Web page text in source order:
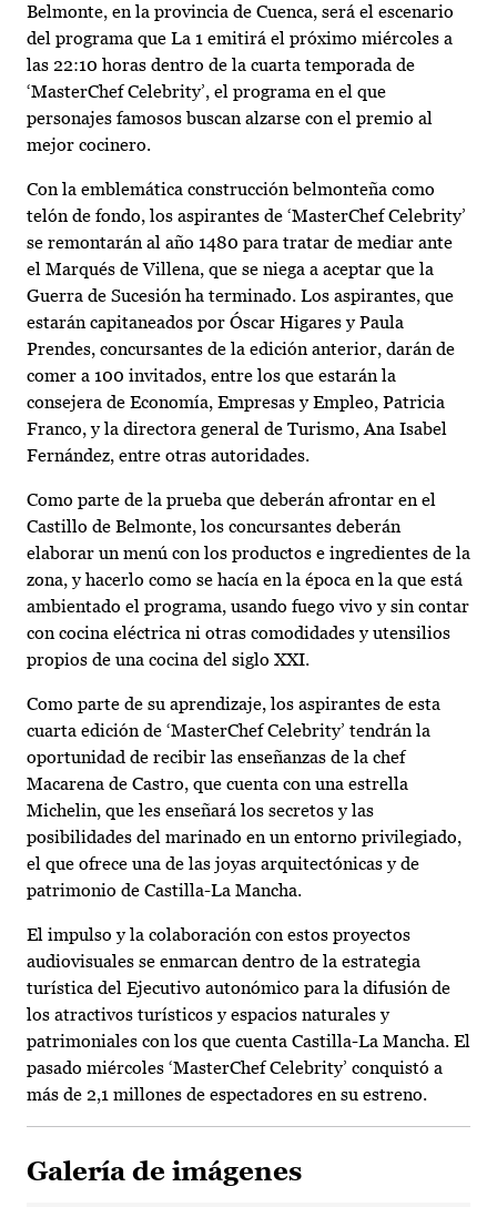
Belmonte, en la provincia de Cuenca, será el escenario
del programa que La 1 emitirá el próximo miércoles a
las 22:10 horas dentro de la cuarta temporada de
‘MasterChef Celebrity’, el programa en el que
personajes famosos buscan alzarse con el premio al
mejor cocinero.
Con la emblemática construcción belmonteña como
telón de fondo, los aspirantes de ‘MasterChef Celebrity’
se remontarán al año 1480 para tratar de mediar ante
el Marqués de Villena, que se niega a aceptar que la
Guerra de Sucesión ha terminado. Los aspirantes, que
estarán capitaneados por Óscar Higares y Paula
Prendes, concursantes de la edición anterior, darán de
comer a 100 invitados, entre los que estarán la
consejera de Economía, Empresas y Empleo, Patricia
Franco, y la directora general de Turismo, Ana Isabel
Fernández, entre otras autoridades.
Como parte de la prueba que deberán afrontar en el
Castillo de Belmonte, los concursantes deberán
elaborar un menú con los productos e ingredientes de la
zona, y hacerlo como se hacía en la época en la que está
ambientado el programa, usando fuego vivo y sin contar
con cocina eléctrica ni otras comodidades y utensilios
propios de una cocina del siglo XXI.
Como parte de su aprendizaje, los aspirantes de esta
cuarta edición de ‘MasterChef Celebrity’ tendrán la
oportunidad de recibir las enseñanzas de la chef
Macarena de Castro, que cuenta con una estrella
Michelin, que les enseñará los secretos y las
posibilidades del marinado en un entorno privilegiado,
el que ofrece una de las joyas arquitectónicas y de
patrimonio de Castilla-La Mancha.
El impulso y la colaboración con estos proyectos
audiovisuales se enmarcan dentro de la estrategia
turística del Ejecutivo autonómico para la difusión de
los atractivos turísticos y espacios naturales y
patrimoniales con los que cuenta Castilla-La Mancha. El
pasado miércoles ‘MasterChef Celebrity’ conquistó a
más de 2,1 millones de espectadores en su estreno.
Galería de imágenes